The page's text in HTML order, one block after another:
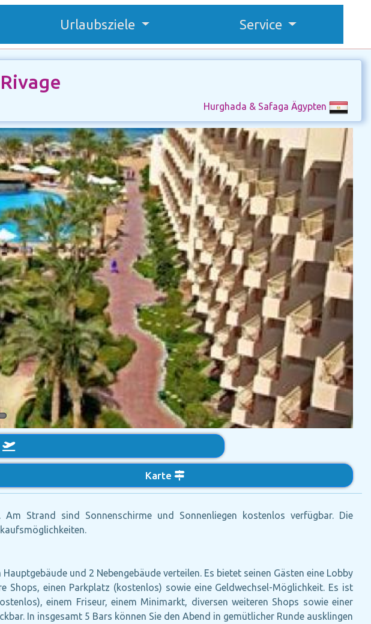
Urlaubsziele Service
Hurghada & Safaga Ägypten
Karte
Strand sind Sonnenschirme und Sonnenliegen kostenlos verfügbar. Die
und 2 Nebengebäude verteilen. Es bietet seinen Gästen eine Lobby
einen Parkplatz (kostenlos) sowie eine Geldwechsel-Möglichkeit. Es ist
einem Friseur, einem Minimarkt, diversen weiteren Shops sowie einer
In insgesamt 5 Bars können Sie den Abend in gemütlicher Runde ausklingen